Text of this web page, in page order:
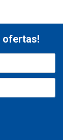
ofertas!